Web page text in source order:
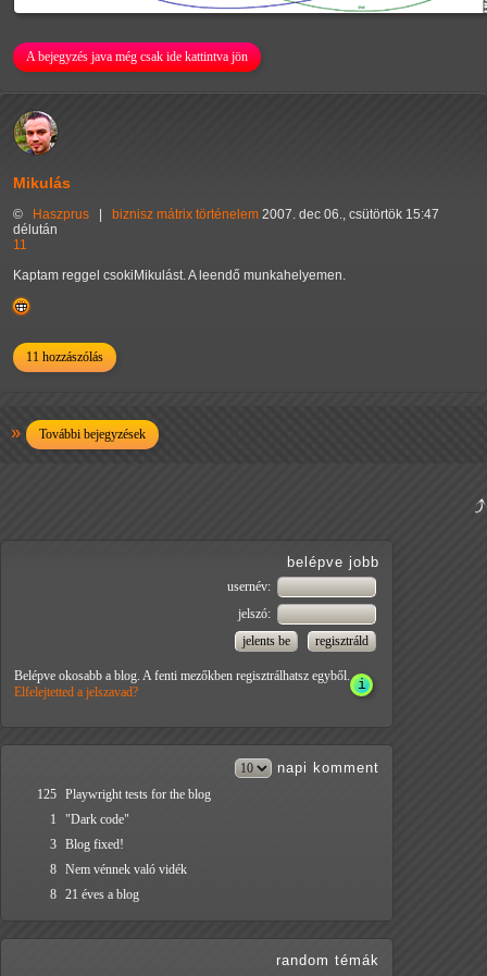
A bejegyzés java még csak ide kattintva jön
Mikulás
© Haszprus biznisz mátrix történelem 2007. dec 06., csütörtök 15:47
délután
11
Kaptam reggel csokiMikulást. A leendő munkahelyemen.
11 hozzászólás
További bejegyzések
belépve jobb
usernév:
jelszó:
Belépve okosabb a blog. A fenti mezőkben regisztrálhatsz egyből.
Elfelejtetted a jelszavad?
napi komment
125 Playwright tests for the blog
1
"Dark code"
3 Blog fixed!
8 Nem vénnek való vidék
8 21 éves a blog
random témák